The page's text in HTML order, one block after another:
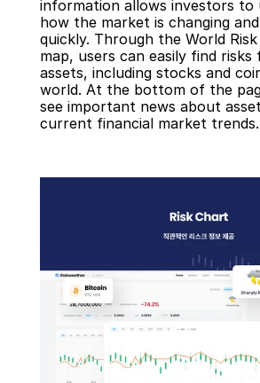
information allows investors to
how the market is changing
quickly. Through the World
map, users can easily find risks
assets, including stocks and
world. At the bottom of the
see important news about
current financial market trends.